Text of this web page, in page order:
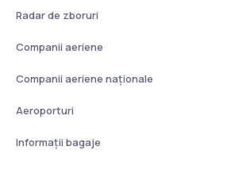
Radar de zboruri
Companii aeriene
Companii aeriene naţionale
Aeroporturi
Informații bagaje